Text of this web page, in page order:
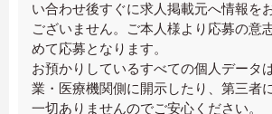
い合わせ後すぐに求人掲載元へ情報を
ございません。ご本人様より応募の意
めて応募となります。
お預かりしているすべての個人データ
業・医療機関側に開示したり、第三者
一切ありませんのでご安心ください。